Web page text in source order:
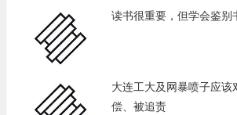
读书很重要，但学会鉴别
大连工大及网暴喷子应该
偿、被追责